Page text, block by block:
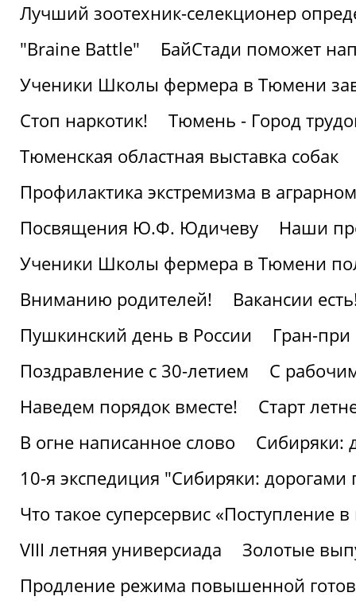
Лучший зоотехник-селекционер
"Braine Battle"
БайСтади поможет
Ученики Школы фермера в Тюмени
Стоп наркотик!
Тюмень - Город
Тюменская областная выставка собак
Профилактика экстремизма в аграрном
Посвящения Ю.Ф. Юдичеву
Наши
Ученики Школы фермера в Тюмени
Вниманию родителей!
Вакансии
Пушкинский день в России
Гран-
Поздравление с 30-летием
С
Наведем порядок вместе!
Старт
В огне написанное слово
Сибиряки:
10-я экспедиция "Сибиряки: дорогами
Что такое суперсервис «Поступление
VIII летняя универсиада
Золотые
Продление режима повышенной